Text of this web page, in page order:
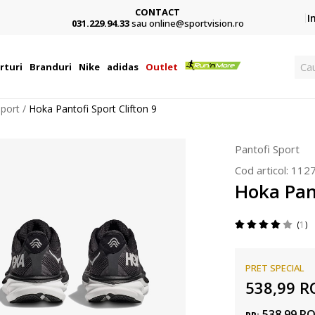
CONTACT
031.229.94.33sau online@sportvision.ro
Branduri Nike adidas Outlet Ca
Hoka Pantofi Sport Clifton 9
Pantofi Sport
Cod articol:
Hoka
1
PRET SPECIAL
538,99